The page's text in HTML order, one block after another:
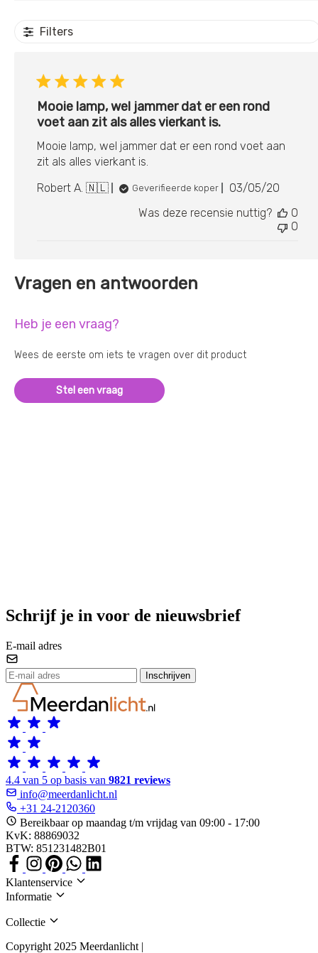
Filters
Mooie lamp, wel jammer dat er een rond
voet aan zit als alles vierkant is.
Mooie lamp, wel jammer dat er een rond voet aan
zit als alles vierkant is.
Robert A. 🇳🇱
Geverifieerde koper
03/05/20
Was deze recensie nuttig?
0
0
Vragen en antwoorden
Heb je een vraag?
Wees de eerste om iets te vragen over dit product
Stel een vraag
Schrijf je in voor de nieuwsbrief
E-mail adres
Inschrijven
4.4 van 5 op basis van 9821 reviews
info@meerdanlicht.nl
+31 24-2120360
Bereikbaar op maandag t/m vrijdag van 09:00 - 17:00
KvK: 88869032
BTW: 851231482B01
Klantenservice
Informatie
Collectie
Copyright 2025 Meerdanlicht |